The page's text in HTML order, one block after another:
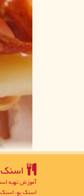
اسنك
آموزش تهیه
اسنک یو،